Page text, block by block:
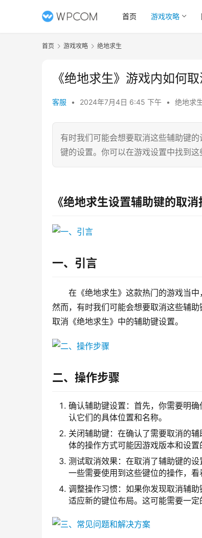
首页 游戏攻略
首页 游戏攻略 绝地求生
《绝地求生》游戏内如何
客服 • 2024年7月4日 6:45 下午 • 绝地求
有时我们可能会想要取消这些辅助键
键的设置。你可以在游戏设置中找到这
《绝地求生设置辅助键的取消
一、引言
在《绝地求生》这款热门的游戏当
然而，有时我们可能会想要取消这些辅
取消《绝地求生》中的辅助键设置。
二、操作步骤
确认辅助键设置：首先，你需要明
认它们的具体位置和名称。
关闭辅助键：在确认了需要取消的
体的操作方式可能因游戏版本和设
测试取消效果：在取消了辅助键的
一些需要使用到这些键位的操作，看
调整操作习惯：如果你发现取消辅
适应新的键位布局。这可能需要一定